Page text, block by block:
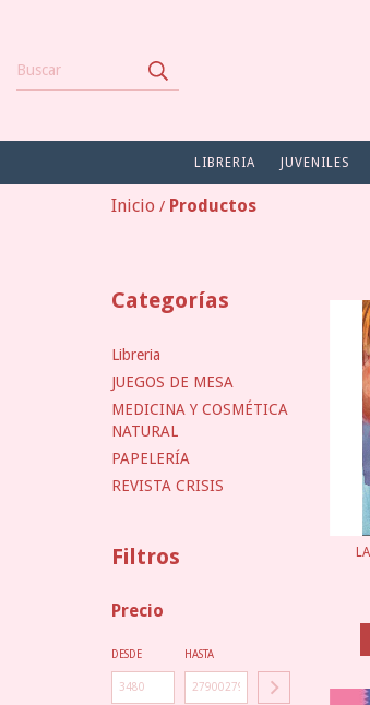
LIBRERIA JUVENILES
Inicio / Productos
Categorías
Libreria
JUEGOS DE MESA
MEDICINA Y COSMÉTICA
NATURAL
PAPELERÍA
REVISTA CRISIS
Filtros
Precio
DESDE HASTA